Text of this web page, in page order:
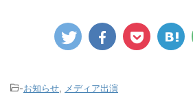
-お知らせ メディア出演